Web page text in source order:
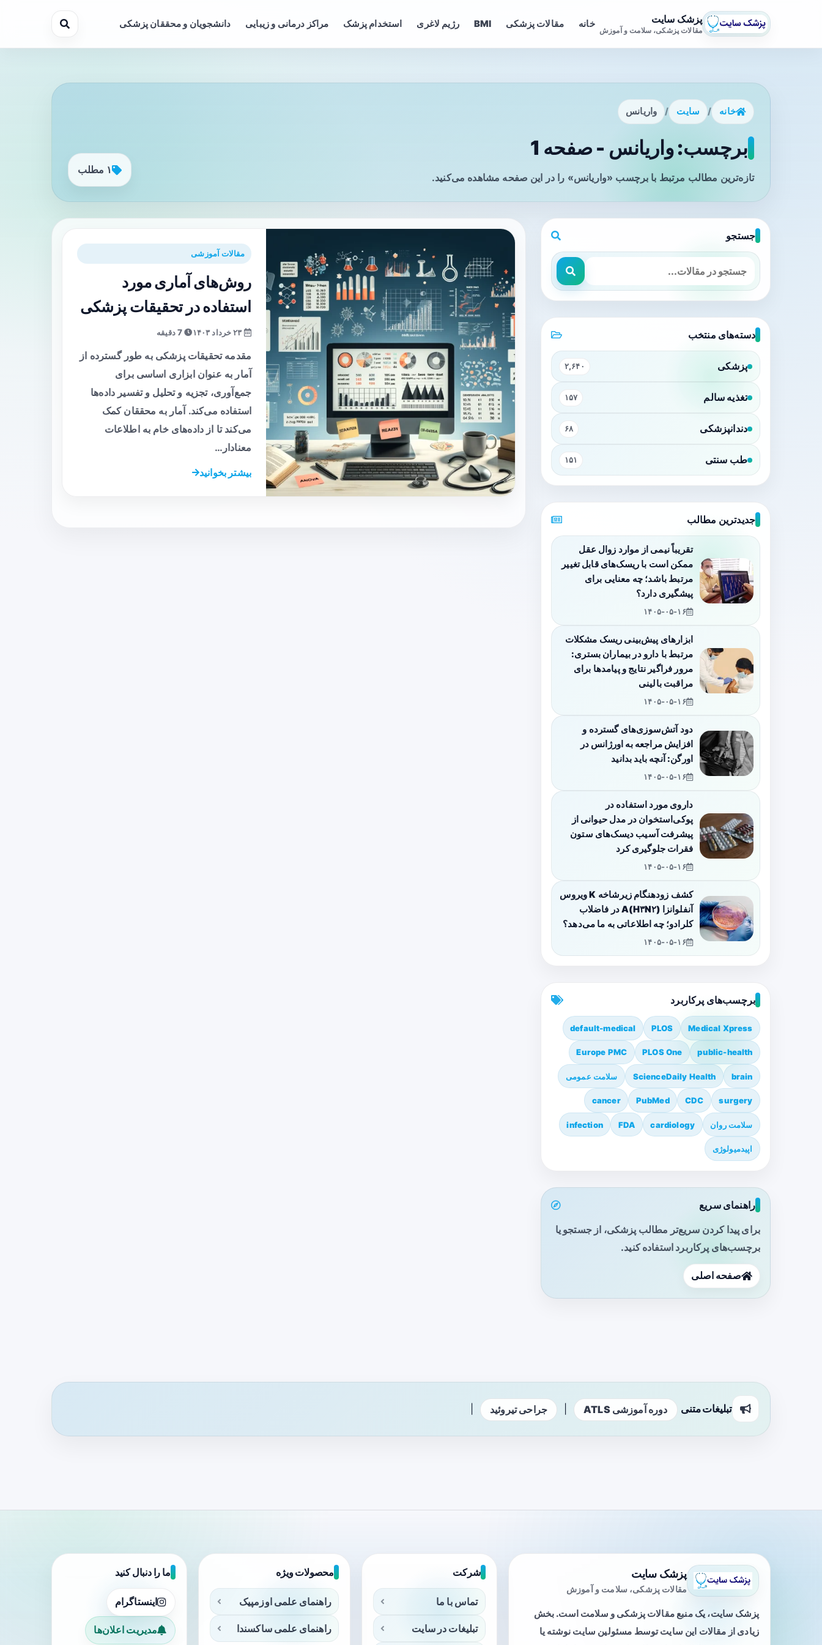
پزشک سایت
مقالات پزشکی، سلامت و آموزش
خانه مقالات پزشکی BMI رژیم لاغری استخدام پزشک مراکز درمانی و زیبایی دانشجویان و محققان پزشکی
خانه / سایت / واریانس
برچسب: واریانس - صفحه 1
تازه‌ترین مطالب مرتبط با برچسب «واریانس» را در این صفحه مشاهده می‌کنید.
۱ مطلب
مقالات آموزشی
روش‌های آماری مورد
استفاده در تحقیقات پزشکی
7 دقیقه
مقدمه تحقیقات پزشکی به طور گسترده از
آمار به عنوان ابزاری اساسی برای
جمع‌آوری، تجزیه و تحلیل و تفسیر داده‌ها
استفاده می‌کند. آمار به محققان کمک
می‌کند تا از داده‌های خام به اطلاعات
معنادار…
بیشتر بخوانید
جستجو
دسته‌های منتخب
پزشکی ۲,۶۴۰
تغذیه سالم ۱۵۷
دندانپزشکی ۶۸
طب سنتی ۱۵۱
جدیدترین مطالب
تقریباً نیمی از موارد زوال عقل
ممکن است با ریسک‌های قابل تغییر
مرتبط باشد؛ چه معنایی برای
پیشگیری دارد؟
۱۴۰۵-۰۵-۱۶
ابزارهای پیش‌بینی ریسک مشکلات
مرتبط با دارو در بیماران بستری:
مرور فراگیر نتایج و پیامدها برای
مراقبت بالینی
۱۴۰۵-۰۵-۱۶
دود آتش‌سوزی‌های گسترده و
افزایش مراجعه به اورژانس در
اورگن: آنچه باید بدانید
۱۴۰۵-۰۵-۱۶
داروی مورد استفاده در
پوکی‌استخوان در مدل حیوانی از
پیشرفت آسیب دیسک‌های ستون
فقرات جلوگیری کرد
۱۴۰۵-۰۵-۱۶
کشف زودهنگام زیرشاخه K ویروس
آنفلوانزا A(H۳N۲) در فاضلاب
کلرادو؛ چه اطلاعاتی به ما می‌دهد؟
۱۴۰۵-۰۵-۱۶
برچسب‌های پرکاربرد
Medical Xpress
PLOS
default-medical
public-health
PLOS One
Europe PMC
brain
ScienceDaily Health سلامت عمومی
surgery
CDC
PubMed
cancer
سلامت روان cardiology
FDA
infection
اپیدمیولوژی
راهنمای سریع
برای پیدا کردن سریع‌تر مطالب پزشکی، از جستجو یا
برچسب‌های پرکاربرد استفاده کنید.
صفحه اصلی
تبلیغات متنی دوره آموزشی ATLS جراحی تیروئید
پزشک سایت
مقالات پزشکی، سلامت و آموزش
پزشک سایت، یک منبع مقالات پزشکی و سلامت است. بخش
زیادی از مقالات این سایت توسط مسئولین سایت نوشته یا
شرکت
تماس با ما
تبلیغات در سایت
محصولات ویژه
راهنمای علمی اوزمپیک
راهنمای علمی ساکسندا
ما را دنبال کنید
اینستاگرام
مدیریت اعلان‌ها